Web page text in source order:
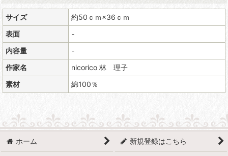
サイズ
約50ｃｍ×36ｃｍ
表面
-
内容量
-
作家名
nicorico 林 理子
素材
綿100％
ホーム 新規登録はこちら